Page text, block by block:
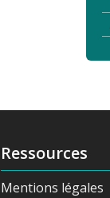
Ressources
Mentions légales